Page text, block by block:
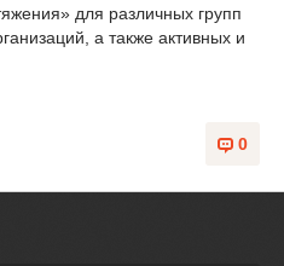
для различных групп
а также активных и
0